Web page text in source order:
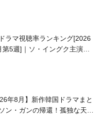
ラマ視聴率ランキング[2026
第5週]｜ソ・イングク主演の
年8月】新作韓国ドラマまと
ン・ガンの帰還！孤独な天才